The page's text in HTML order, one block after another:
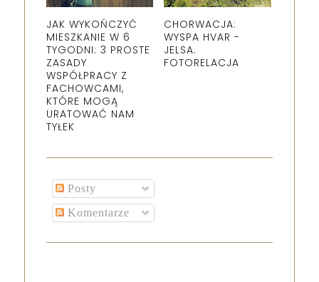
JAK WYKOŃCZYĆ
MIESZKANIE W 6
TYGODNI: 3 PROSTE
ZASADY
WSPÓŁPRACY Z
FACHOWCAMI,
KTÓRE MOGĄ
URATOWAĆ NAM
TYŁEK
CHORWACJA:
WYSPA HVAR -
JELSA.
FOTORELACJA
Posty
Komentarze